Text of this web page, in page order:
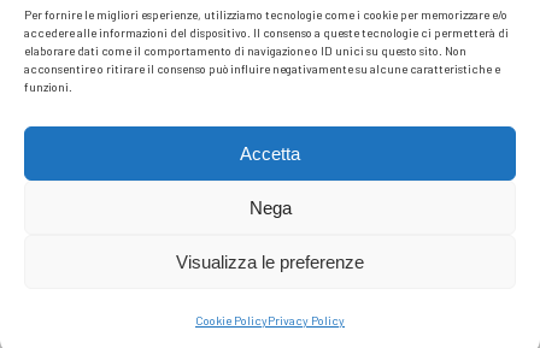
Per fornire le migliori esperienze, utilizziamo tecnologie come i cookie per memorizzare e/o
accedere alle informazioni del dispositivo. Il consenso a queste tecnologie ci permetterà di
elaborare dati come il comportamento di navigazione o ID unici su questo sito. Non
acconsentire o ritirare il consenso può influire negativamente su alcune caratteristiche e
funzioni.
Accetta
Nega
Visualizza le preferenze
Cookie PolicyPrivacy Policy
34170 GORIZIA/GORICA
COOKIE POLICY| PERFORMED BY TMEDIA.IT